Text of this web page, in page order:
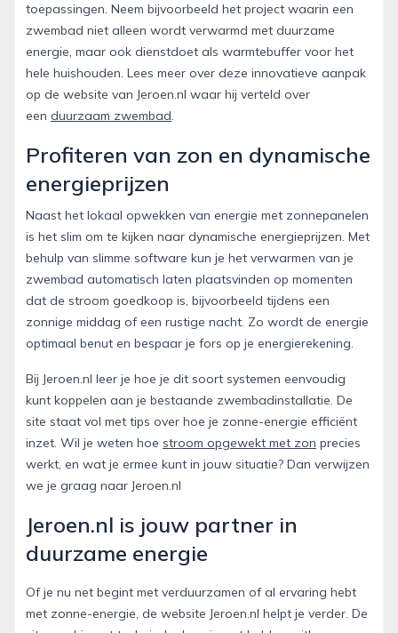
toepassingen. Neem bijvoorbeeld het project waarin een
zwembad niet alleen wordt verwarmd met duurzame
energie, maar ook dienstdoet als warmtebuffer voor het
hele huishouden. Lees meer over deze innovatieve aanpak
op de website van Jeroen.nl waar hij verteld over
een duurzaam zwembad.
Profiteren van zon en dynamische
energieprijzen
Naast het lokaal opwekken van energie met zonnepanelen
is het slim om te kijken naar dynamische energieprijzen. Met
behulp van slimme software kun je het verwarmen van je
zwembad automatisch laten plaatsvinden op momenten
dat de stroom goedkoop is, bijvoorbeeld tijdens een
zonnige middag of een rustige nacht. Zo wordt de energie
optimaal benut en bespaar je fors op je energierekening.
Bij Jeroen.nl leer je hoe je dit soort systemen eenvoudig
kunt koppelen aan je bestaande zwembadinstallatie. De
site staat vol met tips over hoe je zonne-energie efficiënt
inzet. Wil je weten hoe stroom opgewekt met zon precies
werkt, en wat je ermee kunt in jouw situatie? Dan verwijzen
we je graag naar Jeroen.nl
Jeroen.nl is jouw partner in
duurzame energie
Of je nu net begint met verduurzamen of al ervaring hebt
met zonne-energie, de website Jeroen.nl helpt je verder. De